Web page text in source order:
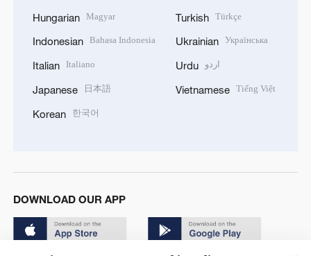
Hungarian Magyar
Indonesian Bahasa Indonesia
Italian Italiano
Japanese 日本語
Korean 한국어
Turkish Türkçe
Ukrainian Українська
Urdu اردو
Vietnamese Tiếng Việt
DOWNLOAD OUR APP